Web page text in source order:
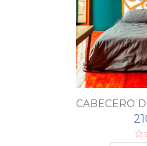
CABECERO